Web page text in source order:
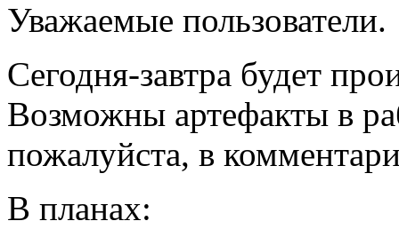
Уважаемые пользователи.
Сегодня-завтра будет
Возможны артефакты в
пожалуйста, в
В планах: